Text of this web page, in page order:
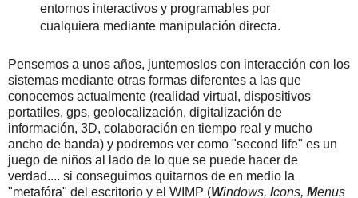
entornos interactivos y programables por
cualquiera mediante manipulación directa.
Pensemos a unos años, juntemoslos con interacción con los
sistemas mediante otras formas diferentes a las que
conocemos actualmente (realidad virtual, dispositivos
portatiles, gps, geolocalización, digitalización de
información, 3D, colaboración en tiempo real y mucho
ancho de banda) y podremos ver como "second life" es un
juego de niños al lado de lo que se puede hacer de
verdad.... si conseguimos quitarnos de en medio la
"metafóra" del escritorio y el WIMP (Windows, Icons, Menus